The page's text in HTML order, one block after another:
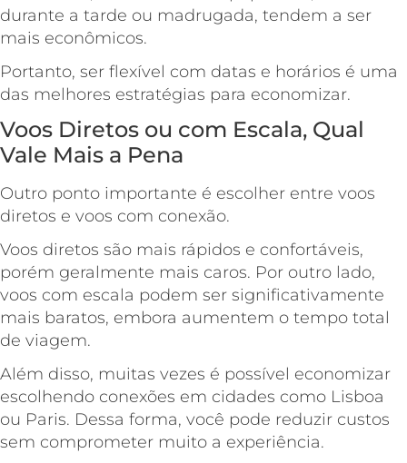
durante a tarde ou madrugada, tendem a ser
mais econômicos.
Portanto, ser flexível com datas e horários é uma
das melhores estratégias para economizar.
Voos Diretos ou com Escala, Qual
Vale Mais a Pena
Outro ponto importante é escolher entre voos
diretos e voos com conexão.
Voos diretos são mais rápidos e confortáveis,
porém geralmente mais caros. Por outro lado,
voos com escala podem ser significativamente
mais baratos, embora aumentem o tempo total
de viagem.
Além disso, muitas vezes é possível economizar
escolhendo conexões em cidades como Lisboa
ou Paris. Dessa forma, você pode reduzir custos
sem comprometer muito a experiência.